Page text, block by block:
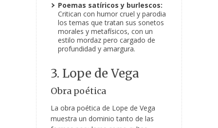
Poemas satíricos y burlescos:
Critican con humor cruel y parodia
los temas que tratan sus sonetos
morales y metafísicos, con un
estilo mordaz pero cargado de
profundidad y amargura.
3. Lope de Vega
Obra poética
La obra poética de Lope de Vega
muestra un dominio tanto de las